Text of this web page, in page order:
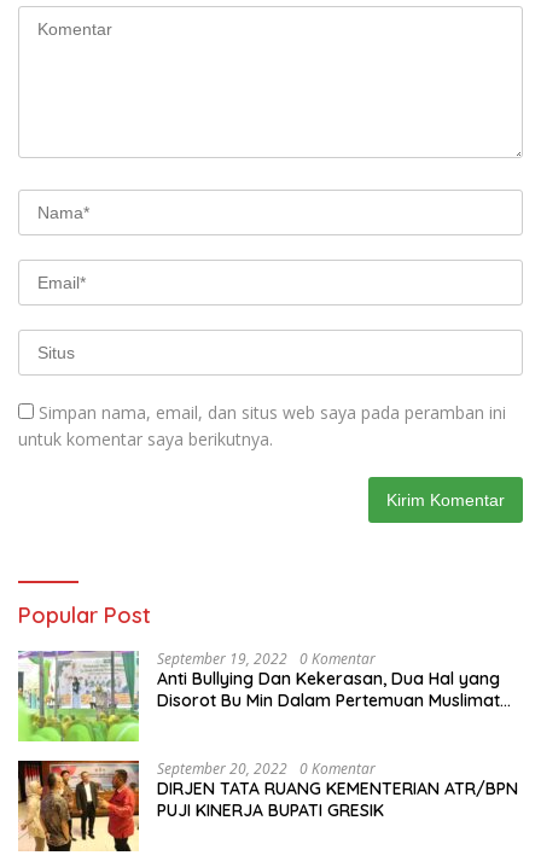
Simpan nama, email, dan situs web saya pada peramban ini
untuk komentar saya berikutnya.
Popular Post
September 19, 2022 0 Komentar
Anti Bullying Dan Kekerasan, Dua Hal yang
Disorot Bu Min Dalam Pertemuan Muslimat
September 20, 2022 0 Komentar
DIRJEN TATA RUANG KEMENTERIAN ATR/BPN
PUJI KINERJA BUPATI GRESIK